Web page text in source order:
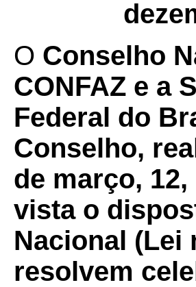
O Conselho
CONFAZ e a
Federal do
Conselho,
de março,
vista o
Nacional (Lei
resolvem